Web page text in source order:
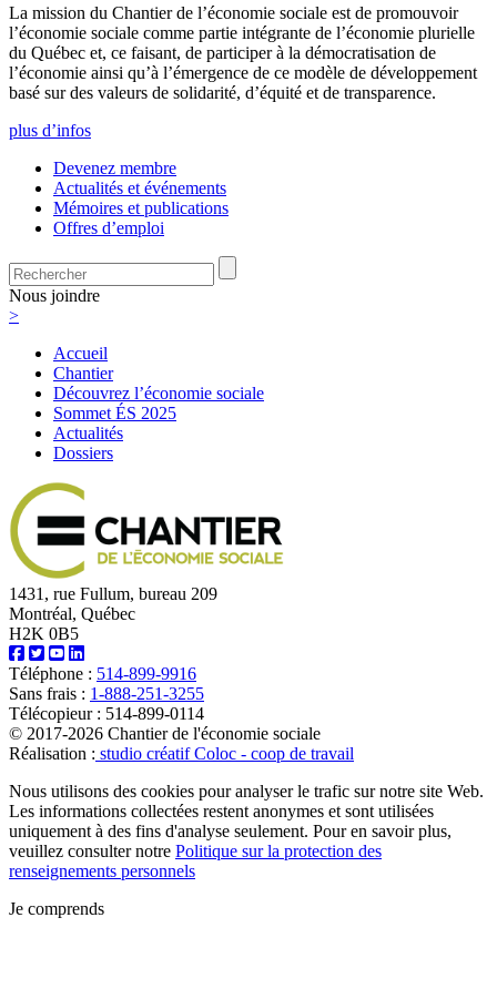
La mission du Chantier de l’économie sociale est de promouvoir
l’économie sociale comme partie intégrante de l’économie plurielle
du Québec et, ce faisant, de participer à la démocratisation de
l’économie ainsi qu’à l’émergence de ce modèle de développement
basé sur des valeurs de solidarité, d’équité et de transparence.
plus d’infos
Devenez membre
Actualités et événements
Mémoires et publications
Offres d’emploi
Nous joindre
>
Accueil
Chantier
Découvrez l’économie sociale
Sommet ÉS 2025
Actualités
Dossiers
1431, rue Fullum, bureau 209
Montréal, Québec
H2K 0B5
Téléphone : 514-899-9916
Sans frais : 1-888-251-3255
Télécopieur : 514-899-0114
© 2017-2026 Chantier de l'économie sociale
Réalisation : studio créatif Coloc - coop de travail
Nous utilisons des cookies pour analyser le trafic sur notre site Web.
Les informations collectées restent anonymes et sont utilisées
uniquement à des fins d'analyse seulement. Pour en savoir plus,
veuillez consulter notre Politique sur la protection des
renseignements personnels
Je comprends